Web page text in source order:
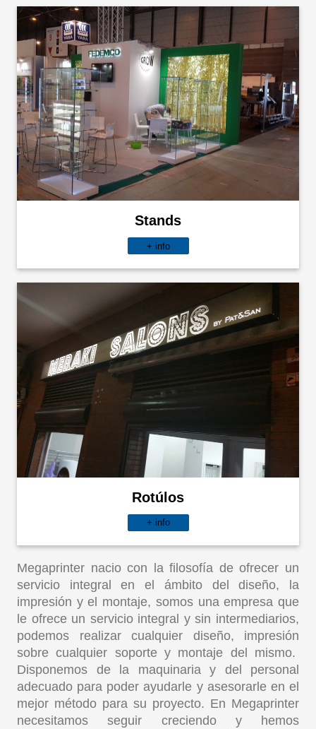
Stands
+ info
Rotúlos
+ info
Megaprinter nacio con la filosofía de ofrecer un
servicio integral en el ámbito del diseño, la
impresión y el montaje, somos una empresa que
le ofrece un servicio integral y sin intermediarios,
podemos realizar cualquier diseño, impresión
sobre cualquier soporte y montaje del mismo.
Disponemos de la maquinaria y del personal
adecuado para poder ayudarle y asesorarle en el
mejor método para su proyecto. En Megaprinter
necesitamos seguir creciendo y hemos